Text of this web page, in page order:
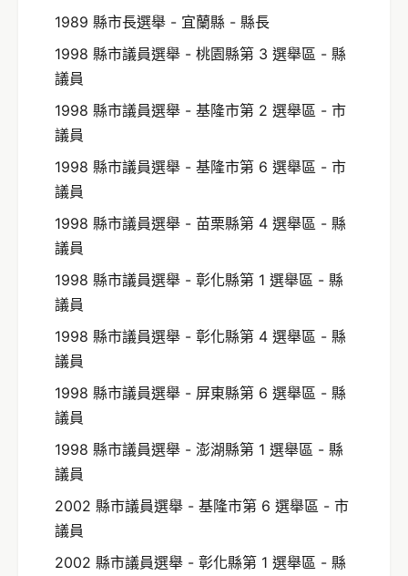
1989 縣市長選舉 - 宜蘭縣 - 縣長
1998 縣市議員選舉 - 桃園縣第 3 選舉區 - 縣
議員
1998 縣市議員選舉 - 基隆市第 2 選舉區 - 市
議員
1998 縣市議員選舉 - 基隆市第 6 選舉區 - 市
議員
1998 縣市議員選舉 - 苗栗縣第 4 選舉區 - 縣
議員
1998 縣市議員選舉 - 彰化縣第 1 選舉區 - 縣
議員
1998 縣市議員選舉 - 彰化縣第 4 選舉區 - 縣
議員
1998 縣市議員選舉 - 屏東縣第 6 選舉區 - 縣
議員
1998 縣市議員選舉 - 澎湖縣第 1 選舉區 - 縣
議員
2002 縣市議員選舉 - 基隆市第 6 選舉區 - 市
議員
2002 縣市議員選舉 - 彰化縣第 1 選舉區 - 縣